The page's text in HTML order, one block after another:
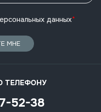
данных*
МНЕ
ТЕЛЕФОНУ
52-38